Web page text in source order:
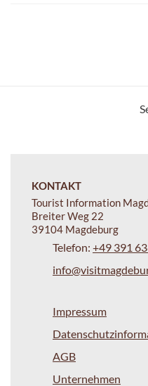
KONTAKT
Tourist Information
Breiter Weg 22
39104 Magdeburg
Telefon: +49 391
Impressum
AGB
Unternehmen